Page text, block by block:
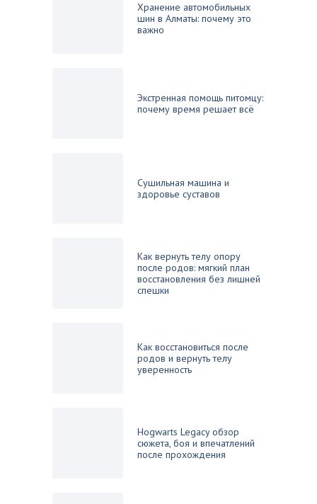
Хранение автомобильных
шин в Алматы: почему это
важно
Экстренная помощь питомцу:
почему время решает всё
Сушильная машина и
здоровье суставов
Как вернуть телу опору
после родов: мягкий план
восстановления без лишней
спешки
Как восстановиться после
родов и вернуть телу
уверенность
Hogwarts Legacy обзор
сюжета, боя и впечатлений
после прохождения